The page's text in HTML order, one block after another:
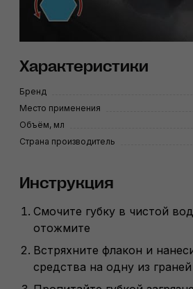
Характеристики
Бренд
Место применения
Объём, мл
Страна производитель
Инструкция
Смочите губку в чистой
отожмите
Встряхните флакон и
средства на одну из граней